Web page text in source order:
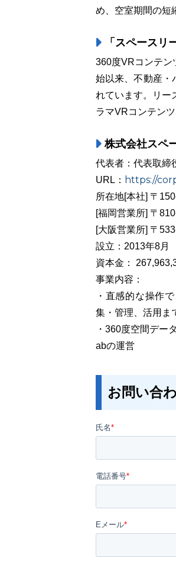
め、空室期間の短
「スペースリ
360度VRコンテン
始以来、不動産・
れています。リー
ラマVRコンテン
株式会社スペ
代表者：代表取締
URL： https://
所在地[本社] 〒
[福岡営業所] 〒
[大阪営業所] 〒
設立：2013年8月
資本⾦：
事業内容：
・直感的な操作
集・管理、活用ま
・360度空間デー
abの運営
お問い合